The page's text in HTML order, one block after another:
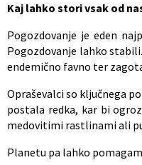
Kaj lahko stori vsak od
Pogozdovanje je eden
Pogozdovanje lahko
endemično favno ter
Opraševalci so ključnega
postala redka, kar bi
medovitimi rastlinami ali
Planetu pa lahko